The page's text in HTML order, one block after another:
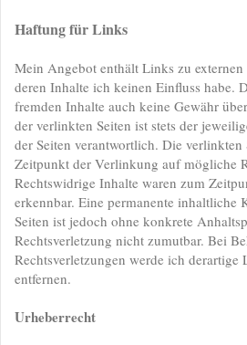
Haftung für Links
Mein Angebot enthält Links zu
deren Inhalte ich keinen Einfluss habe.
fremden Inhalte auch keine Gewähr
der verlinkten Seiten ist stets der
der Seiten verantwortlich. Die verlinkten
Zeitpunkt der Verlinkung auf mögliche
Rechtswidrige Inhalte waren zum
erkennbar. Eine permanente inhaltliche
Seiten ist jedoch ohne konkrete
Rechtsverletzung nicht zumutbar. Bei
Rechtsverletzungen werde ich derartige
entfernen.
Urheberrecht